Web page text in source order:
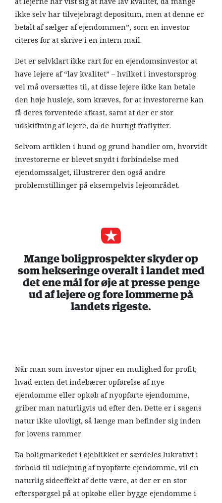
ikke selv har tilvejebragt depositum, men at denne er
betalt af sælger af ejendommen”, som en investor
citeres for at skrive i en intern mail.
Det er selvklart ikke rart for en ejendomsinvestor at
have lejere af “lav kvalitet” – hvilket i investorsprog
vel må oversættes til, at disse lejere ikke kan betale
den høje husleje, som kræves, for at investorerne kan
få deres forventede afkast, samt at der er stor
udskiftning af lejere, da de hurtigt fraflytter.
Selvom artiklen i bund og grund handler om, hvorvidt
investorerne er blevet snydt i forbindelse med
ejendomssalget, illustrerer den også andre
problemstillinger på eksempelvis lejeområdet.
Mange boligprospekter skyder op
som hekseringe overalt i landet med
det ene mål for øje at presse penge
ud af lejere og fore lommerne på
landets rigeste.
Når man som investor øjner en mulighed for profit,
hvad enten det indebærer opførelse af nye
ejendomme eller opkøb af nyopførte ejendomme,
griber man naturligvis ud efter den. Dette er i sagens
natur ikke ulovligt, så længe man befinder sig inden
for lovens rammer.
Da boligmarkedet i øjeblikket er særdeles lukrativt i
forhold til udlejning af nyopførte ejendomme, vil en
naturlig sideeffekt af dette være, at der er en stor
efterspørgsel på at opkøbe eller bygge ejendomme i